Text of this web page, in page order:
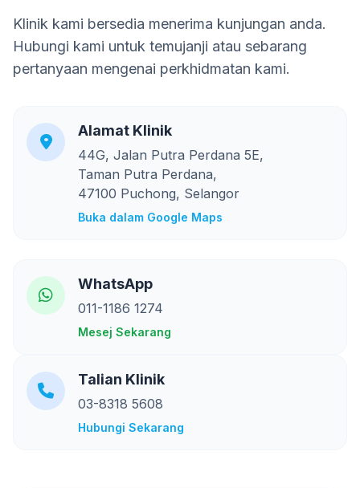
Klinik kami bersedia menerima kunjungan anda.
Hubungi kami untuk temujanji atau sebarang
pertanyaan mengenai perkhidmatan kami.
Alamat Klinik
44G, Jalan Putra Perdana 5E,
Taman Putra Perdana,
47100 Puchong, Selangor
Buka dalam Google Maps
WhatsApp
011-1186 1274
Mesej Sekarang
Talian Klinik
03-8318 5608
Hubungi Sekarang